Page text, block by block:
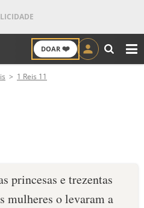
DOAR ❤️
1 Reis 11
princesas e trezentas
mulheres o levaram a